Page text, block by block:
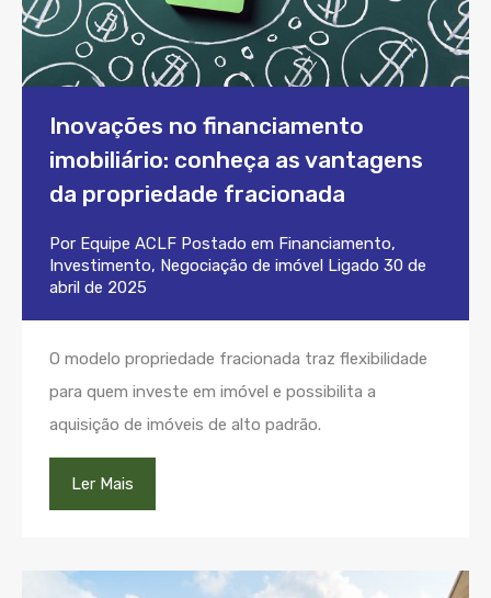
Inovações no financiamento
imobiliário: conheça as vantagens
da propriedade fracionada
Por Equipe ACLF Postado em Financiamento,
Investimento, Negociação de imóvel Ligado 30 de
abril de 2025
O modelo propriedade fracionada traz flexibilidade
para quem investe em imóvel e possibilita a
aquisição de imóveis de alto padrão.
Ler Mais